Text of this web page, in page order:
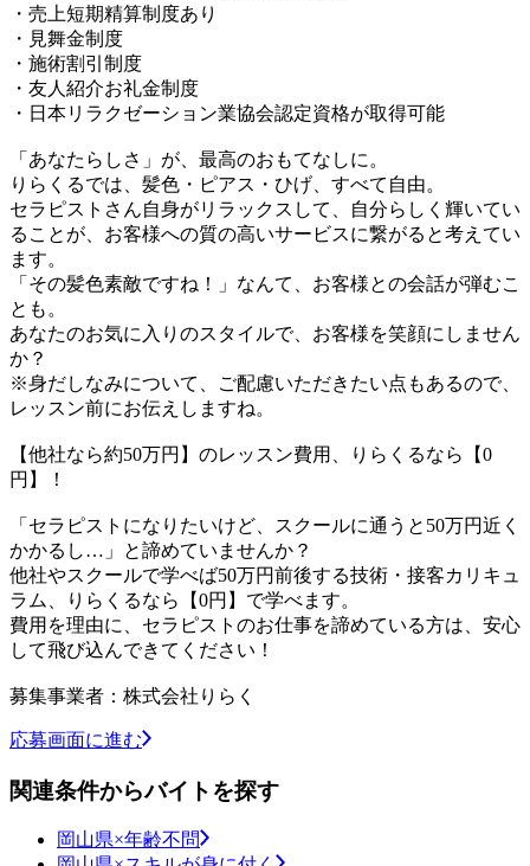
・売上短期精算制度あり
・見舞金制度
・施術割引制度
・友人紹介お礼金制度
・日本リラクゼーション業協会認定資格が取得可能
「あなたらしさ」が、最高のおもてなしに。
りらくるでは、髪色・ピアス・ひげ、すべて自由。
セラピストさん自身がリラックスして、自分らしく輝いてい
ることが、お客様への質の高いサービスに繋がると考えてい
ます。
「その髪色素敵ですね！」なんて、お客様との会話が弾むこ
とも。
あなたのお気に入りのスタイルで、お客様を笑顔にしません
か？
※身だしなみについて、ご配慮いただきたい点もあるので、
レッスン前にお伝えしますね。
【他社なら約50万円】のレッスン費用、りらくるなら【0
円】！
「セラピストになりたいけど、スクールに通うと50万円近く
かかるし…」と諦めていませんか？
他社やスクールで学べば50万円前後する技術・接客カリキュ
ラム、りらくるなら【0円】で学べます。
費用を理由に、セラピストのお仕事を諦めている方は、安心
して飛び込んできてください！
募集事業者：株式会社りらく
応募画面に進む
関連条件からバイトを探す
岡山県×年齢不問